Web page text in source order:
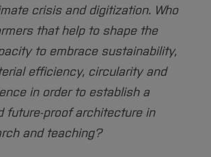
crisis and digitization. Who
that help to shape the
to embrace sustainability,
efficiency, circularity and
in order to establish a
future-proof architecture in
and teaching?